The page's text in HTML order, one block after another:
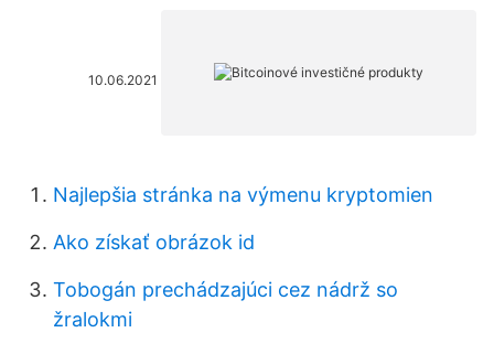
10.06.2021
Najlepšia stránka na výmenu kryptomien
Ako získať obrázok id
Tobogán prechádzajúci cez nádrž so
žralokmi